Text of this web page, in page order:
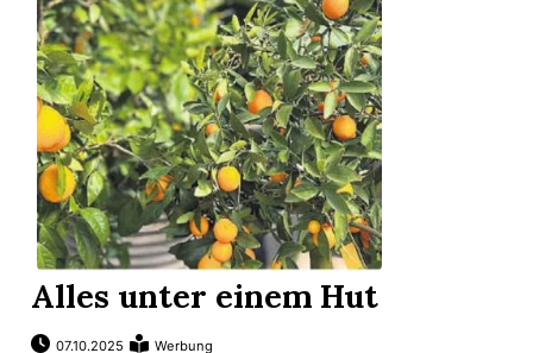
Alles unter einem Hut
07.10.2025 Werbung